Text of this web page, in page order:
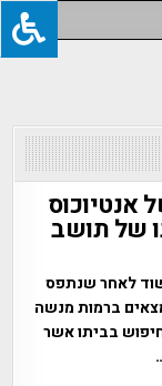
אנטיוכוס
של תושב
לאחר שנתפס
ברמות מנשה
בביתו אשר